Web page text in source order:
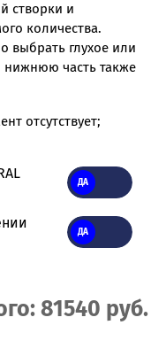
створки и
количества.
выбрать глухое или
нижнюю часть также
отсутствует;
81540 руб.